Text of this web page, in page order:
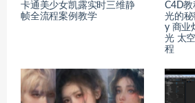
卡通美少女凯露实时三维静
帧全流程案例教学
C4D教
光的
y 商业
光 太
程